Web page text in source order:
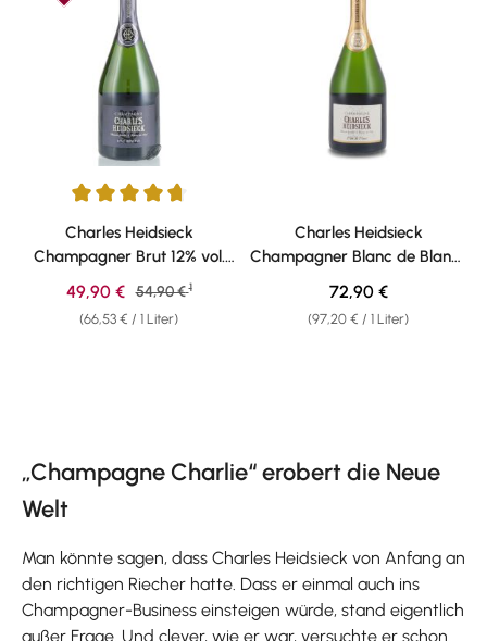
Durchschnittliche Bewertung von 4.75 von 5 Sternen
Charles Heidsieck
Champagner Brut 12% vol.
0,75l
(66,53 € / 1 Liter)
Verkaufspreis:
49,90 € Regulärer Preis:
54,90 € 1
Charles Heidsieck
Champagner Blanc de Blancs
12% vol. 0,75l
(97,20 € / 1 Liter)
Regulärer Preis:
72,90 €
„Champagne Charlie“ erobert die Neue
Welt
Man könnte sagen, dass Charles Heidsieck von Anfang an
den richtigen Riecher hatte. Dass er einmal auch ins
Champagner-Business einsteigen würde, stand eigentlich
außer Frage. Und clever, wie er war, versuchte er schon